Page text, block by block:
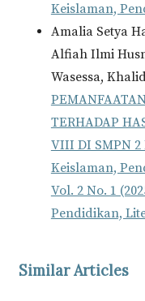
Keislaman,
Amalia Setya
Alfiah Ilmi
Wasessa,
TERHADAP
VIII DI SMPN 2
Keislaman,
Vol. 2 No. 1
Pendidikan,
Similar Articles